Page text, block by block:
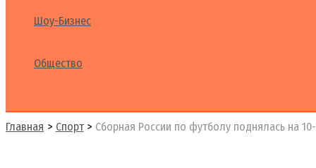
Шоу-Бизнес
Общество
Главная Спорт Сборная России по футболу поднялась на